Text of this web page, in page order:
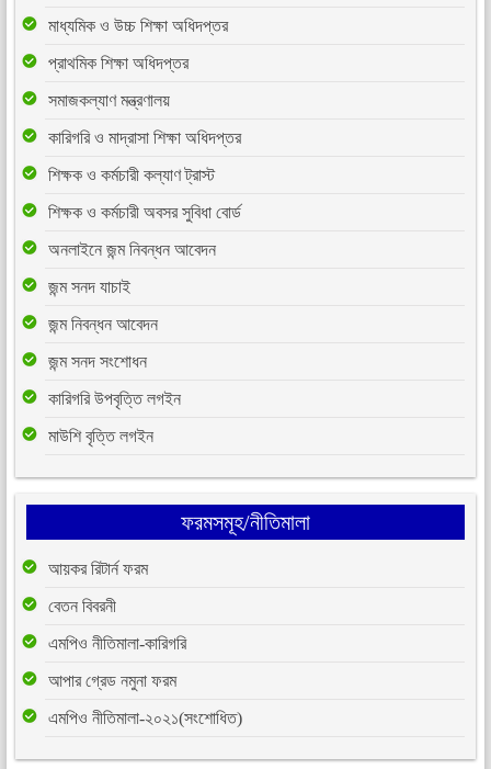
মাধ্যমিক ও উচ্চ শিক্ষা অধিদপ্তর
প্রাথমিক শিক্ষা অধিদপ্তর
সমাজকল্যাণ মন্ত্রণালয়
কারিগরি ও মাদ্রাসা শিক্ষা অধিদপ্তর
শিক্ষক ও কর্মচারী কল্যাণ ট্রাস্ট
শিক্ষক ও কর্মচারী অবসর সুবিধা বোর্ড
অনলাইনে জন্ম নিবন্ধন আবেদন
জন্ম সনদ যাচাই
জন্ম নিবন্ধন আবেদন
জন্ম সনদ সংশোধন
কারিগরি উপবৃত্তি লগইন
মাউশি বৃত্তি লগইন
ফরমসমূহ/নীতিমালা
আয়কর রিটার্ন ফরম
বেতন বিবরনী
এমপিও নীতিমালা-কারিগরি
আপার গ্রেড নমুনা ফরম
এমপিও নীতিমালা-২০২১(সংশোধিত)